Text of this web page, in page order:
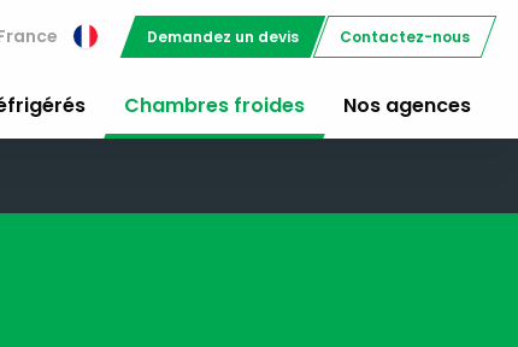
Demandez un devis Contactez-nous
Chambres froides Nos agences